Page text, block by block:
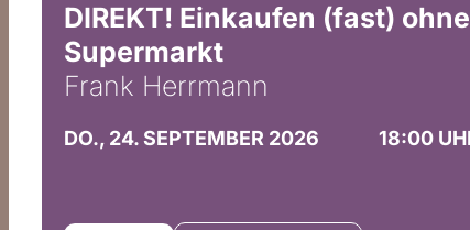
DIREKT! Einkaufen (fast) ohne
Supermarkt
Frank Herrmann
DO., 24. SEPTEMBER 2026 18:00